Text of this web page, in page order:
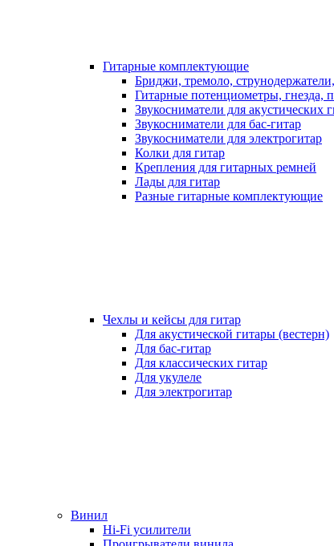
Гитарные комплектующие
Бриджи, тремоло,
Гитарные потенциометры, гнезда,
Звукосниматели для акустических
Звукосниматели для бас-гитар
Звукосниматели для электрогитар
Колки для гитар
Крепления для гитарных ремней
Лады для гитар
Разные гитарные комплектующие
Чехлы и кейсы для гитар
Для акустической гитары (вестерн)
Для бас-гитар
Для классических гитар
Для укулеле
Для электрогитар
Винил
Hi-Fi усилители